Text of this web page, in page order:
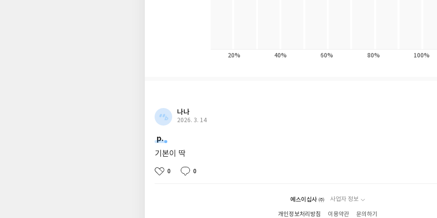
20% 40% 60% 80% 100%
나나
2026. 3. 14
p.
기본이 딱
0 0
예스이십사 ㈜ 사업자 정보
개인정보처리방침 이용약관 문의하기